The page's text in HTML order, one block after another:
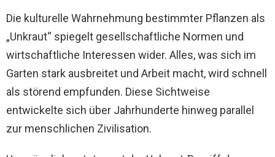
Die kulturelle Wahrnehmung bestimmter Pflanzen als
„Unkraut“ spiegelt gesellschaftliche Normen und
wirtschaftliche Interessen wider. Alles, was sich im
Garten stark ausbreitet und Arbeit macht, wird schnell
als störend empfunden. Diese Sichtweise
entwickelte sich über Jahrhunderte hinweg parallel
zur menschlichen Zivilisation.